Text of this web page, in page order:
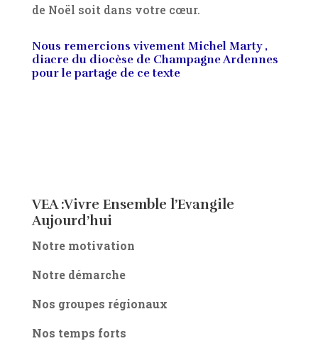
de Noël soit dans votre cœur.
Nous remercions vivement Michel Marty ,
diacre du diocèse de Champagne Ardennes
pour le partage de ce texte
VEA :Vivre Ensemble l’Evangile
Aujourd’hui
Notre motivation
Notre démarche
Nos groupes régionaux
Nos temps forts